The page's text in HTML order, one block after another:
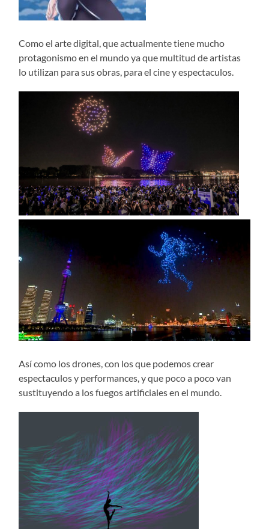
Como el arte digital, que actualmente tiene mucho
protagonismo en el mundo ya que multitud de artistas
lo utilizan para sus obras, para el cine y espectaculos.
Así como los drones, con los que podemos crear
espectaculos y performances, y que poco a poco van
sustituyendo a los fuegos artificiales en el mundo.